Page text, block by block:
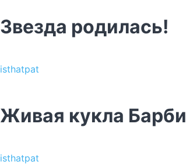
Звезда родилась!
isthatpat
Живая кукла Барби
isthatpat